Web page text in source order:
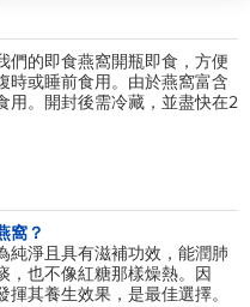
們的即食燕窩開瓶即食，方便
時或睡前食用。由於燕窩富含
用。開封後需冷藏，並盡快在2
窩？
純淨且具有滋補功效，能潤肺
，也不像紅糖那樣燥熱。因
其養生效果，是最佳選擇。